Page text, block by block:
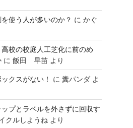
使う人が多いのか？ に かぐ
校の校庭人工芝化に前のめ
に 飯田 早苗より
クスがない！ に 糞パンダよ
プとラベルを外さずに回収す
クルしようねより